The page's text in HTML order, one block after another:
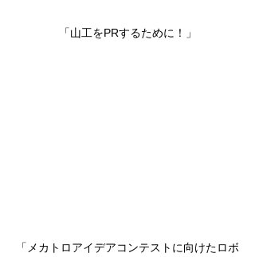
「山工をPRするために！」
「メカトロアイデアコンテストに向けたロボ